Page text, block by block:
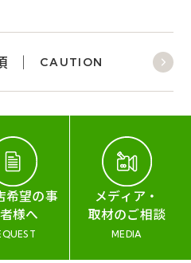
CAUTION
希望の事
様へ
メディア・
取材のご相談
MEDIA